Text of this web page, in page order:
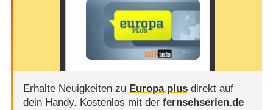
Erhalte Neuigkeiten zu Europa plusdirekt auf
dein Handy. Kostenlos mit der fernsehserien.de